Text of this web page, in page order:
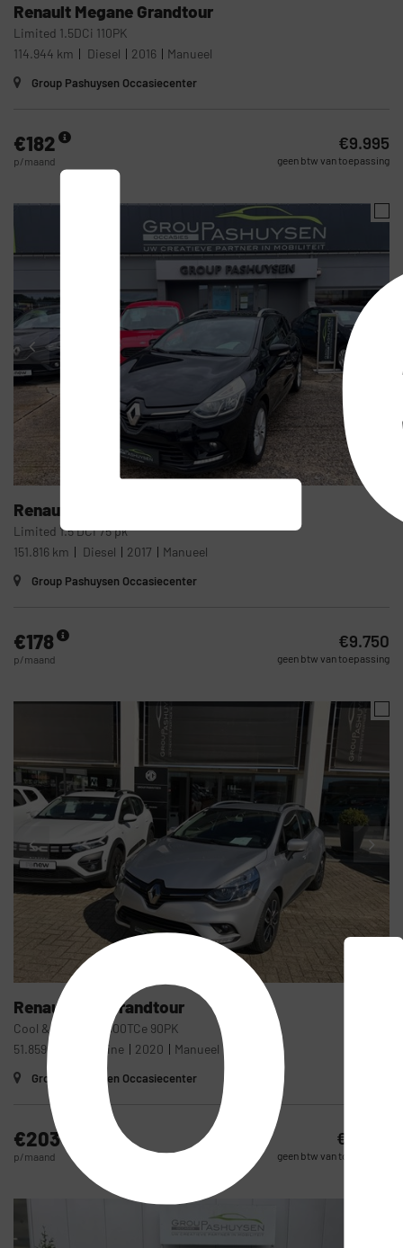
Renault Megane Grandtour
Limited 1.5DCi 110PK
114.944 km
Diesel 2016 Manueel
Group Pashuysen Occasiecenter
€182
p/maand
€9.995
geen btw van toepassing
Renault
Limited 1.5 DCI 75 pk
151.816 km
Diesel 2017 Manueel
Group Pashuysen Occasiecenter
€178
p/maand
€9.750
geen btw van toepassing
Renault Clio Grandtour
Cool & Sound#2 900TCe 90PK
51.859 km
Benzine 2020 Manueel
Group Pashuysen Occasiecenter
€203
p/maand
€11.150
geen btw van toepassing